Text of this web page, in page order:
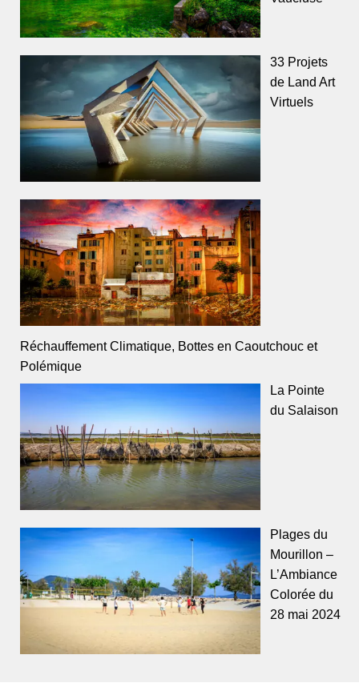
33 Projets
de Land Art
Virtuels
Réchauffement Climatique, Bottes en Caoutchouc et
Polémique
La Pointe
du Salaison
Plages du
Mourillon –
L’Ambiance
Colorée du
28 mai 2024